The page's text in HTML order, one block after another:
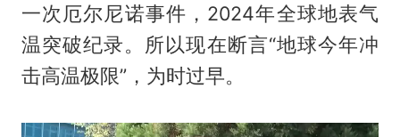
一次厄尔尼诺事件，2024年全球地表气
温突破纪录。所以现在断言“地球今年冲
击高温极限”，为时过早。